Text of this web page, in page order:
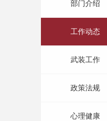
部门介绍
工作动态
武装工作
政策法规
心理健康